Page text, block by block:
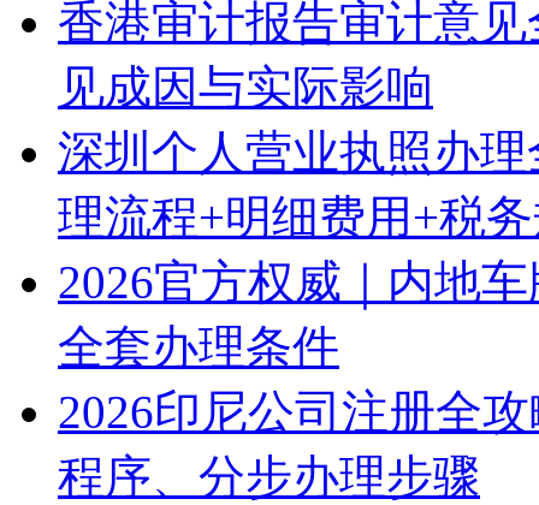
香港审计报告审计意
见成因与实际影响
深圳个人营业执照办
理流程+明细费用+税
2026官方权威｜内地
全套办理条件
2026印尼公司注册全
程序、分步办理步骤